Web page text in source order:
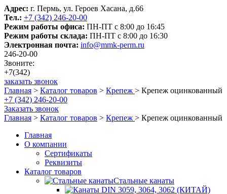
Адрес: г. Пермь, ул. Героев Хасана, д.66
Тел.: +7 (342) 246-20-00
Режим работы офиса: ПН-ПТ с 8:00 до 16:45
Режим работы склада: ПН-ПТ с 8:00 до 16:30
Электронная почта: info@mmk-perm.ru
246-20-00
Звоните:
+7(342)
заказать звонок
Главная > Каталог товаров > Крепеж > Крепеж оцинкованный
+7 (342) 246-20-00
Заказать звонок
Главная > Каталог товаров > Крепеж > Крепеж оцинкованный
Главная
О компании
Сертификаты
Реквизиты
Каталог товаров
Стальные канаты